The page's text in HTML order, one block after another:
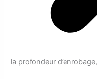
la profondeur d’enrobage,